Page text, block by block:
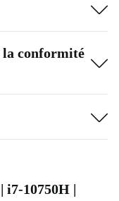
conformité
i7-10750H |